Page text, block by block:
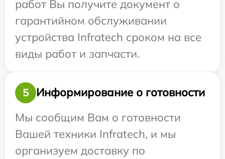
работ Вы получите документ о
гарантийном обслуживании
устройства Infratech сроком на все
виды работ и запчасти.
5
Информирование о готовности
Мы сообщим Вам о готовности
Вашей техники Infratech, и мы
организуем доставку по